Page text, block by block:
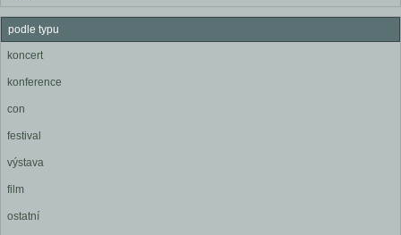
podle typu
koncert
konference
con
festival
výstava
film
ostatní